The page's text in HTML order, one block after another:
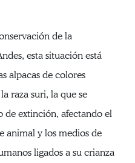
de la
esta situación está
alpacas de colores
raza suri, la que se
de extinción, afectando el
animal y los medios de
ligados a su crianza